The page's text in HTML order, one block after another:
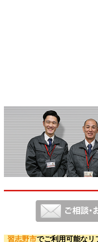
習志野市でご利用可能なリ